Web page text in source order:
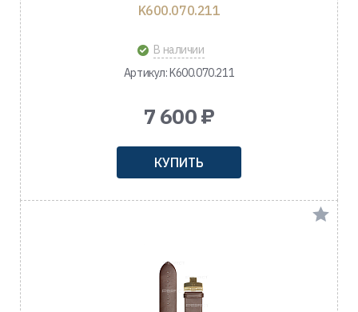
K600.070.211
В наличии
Артикул: K600.070.211
7 600 ₽
КУПИТЬ